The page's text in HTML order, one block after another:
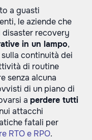
a guasti
le aziende che
disaster recovery
in un lampo,
continuità dei
di routine
senza alcuna
di un piano di
a perdere tutti
attacchi
fatali per
RTO e RPO.